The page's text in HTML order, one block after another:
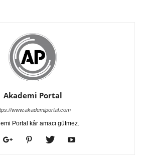
Akademi Portal
www.akademiportal.com
Portal kâr amacı gütmez.